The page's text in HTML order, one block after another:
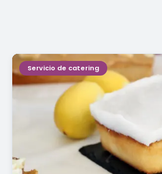
Servicio de catering